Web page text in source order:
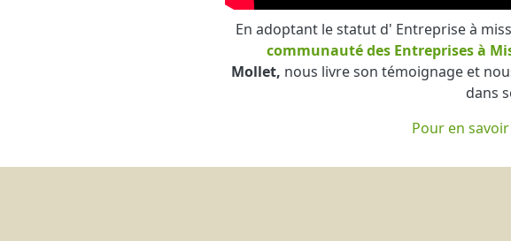
En adoptant le statut d' Entreprise à
communauté des Entreprises à
Mollet, nous livre son témoignage et
dans
Pour en